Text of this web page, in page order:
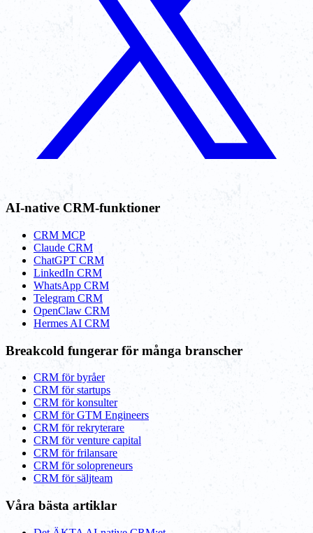
AI-native CRM-funktioner
CRM MCP
Claude CRM
ChatGPT CRM
LinkedIn CRM
WhatsApp CRM
Telegram CRM
OpenClaw CRM
Hermes AI CRM
Breakcold fungerar för många branscher
CRM för byråer
CRM för startups
CRM för konsulter
CRM för GTM Engineers
CRM för rekryterare
CRM för venture capital
CRM för frilansare
CRM för solopreneurs
CRM för säljteam
Våra bästa artiklar